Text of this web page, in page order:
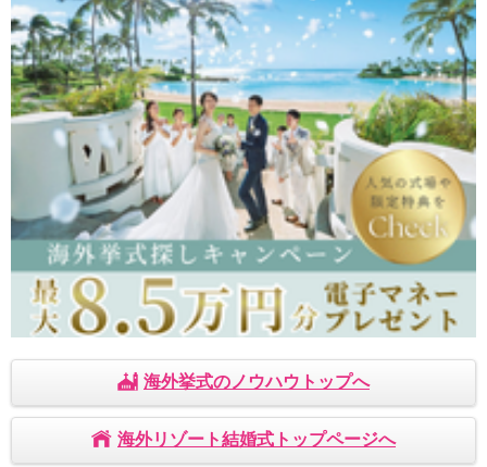
海外挙式のノウハウトップへ
海外リゾート結婚式トップページへ